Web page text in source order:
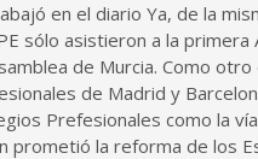
en el diario Ya, de la
sólo asistieron a la
de Murcia. Como
de Madrid y
Prefesionales como la
prometió la reforma de los